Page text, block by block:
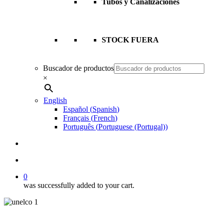
STOCK FUERA
Buscador de productos
×
English
Español (Spanish)
Français (French)
Português (Portuguese (Portugal))
0
was successfully added to your cart.